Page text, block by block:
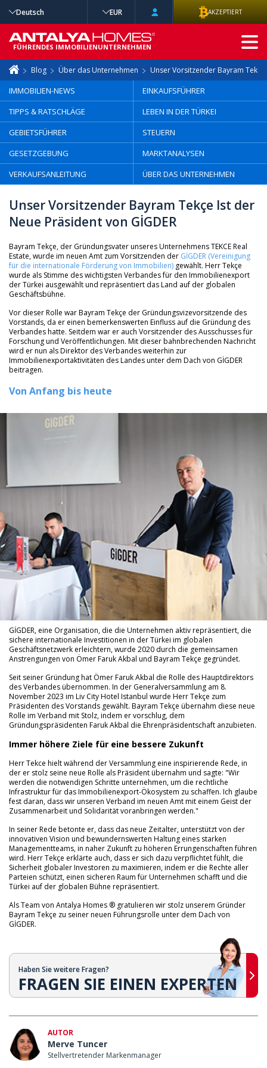
Blog Über das Unternehmen Unser Vorsitzender Bayram
IMMOBILIEN-NEWS
EINKAUFSFÜHRER
TIPPS & RATSCHLÄGE
LEBEN IN DER TÜRKEI
GEBIETSFÜHRER
STEUERN
GESETZGEBUNG
MARKTANALYSEN
VERKAUFSANLEITUNG
ÜBER DAS UNTERNEHMEN
Unser Vorsitzender Bayram Tekçe Ist der
Neue Präsident von GİGDER
Bayram Tekçe, der Gründungsvater unseres Unternehmens TEKCE Real
Estate, wurde im neuen Amt zum Vorsitzenden der GİGDER (Vereinigung
für die internationale Förderung von Immobilien) gewählt. Herr Tekçe
wurde als Stimme des wichtigsten Verbandes für den Immobilienexport
der Türkei ausgewählt und repräsentiert das Land auf der globalen
Geschäftsbühne.
Vor dieser Rolle war Bayram Tekçe der Gründungsvizevorsitzende des
Vorstands, da er einen bemerkenswerten Einfluss auf die Gründung des
Verbandes hatte. Seitdem war er auch Vorsitzender des Ausschusses für
Forschung und Veröffentlichungen. Mit dieser bahnbrechenden Nachricht
wird er nun als Direktor des Verbandes weiterhin zur
Immobilienexportaktivitäten des Landes unter dem Dach von GİGDER
beitragen.
Von Anfang bis heute
GİGDER, eine Organisation, die die Unternehmen aktiv repräsentiert, die
sichere internationale Investitionen in der Türkei im globalen
Geschäftsnetzwerk erleichtern, wurde 2020 durch die gemeinsamen
Anstrengungen von Ömer Faruk Akbal und Bayram Tekçe gegründet.
Seit seiner Gründung hat Ömer Faruk Akbal die Rolle des Hauptdirektors
des Verbandes übernommen. In der Generalversammlung am 8.
November 2023 im Liv City Hotel Istanbul wurde Herr Tekçe zum
Präsidenten des Vorstands gewählt. Bayram Tekçe übernahm diese neue
Rolle im Verband mit Stolz, indem er vorschlug, dem
Gründungspräsidenten Faruk Akbal die Ehrenpräsidentschaft anzubieten.
Immer höhere Ziele für eine bessere Zukunft
Herr Tekce hielt während der Versammlung eine inspirierende Rede, in
der er stolz seine neue Rolle als Präsident übernahm und sagte: "Wir
werden die notwendigen Schritte unternehmen, um die rechtliche
Infrastruktur für das Immobilienexport-Ökosystem zu schaffen. Ich glaube
fest daran, dass wir unseren Verband im neuen Amt mit einem Geist der
Zusammenarbeit und Solidarität voranbringen werden."
In seiner Rede betonte er, dass das neue Zeitalter, unterstützt von der
innovativen Vision und bewundernswerten Haltung eines starken
Managementteams, in naher Zukunft zu höheren Errungenschaften führen
wird. Herr Tekçe erklärte auch, dass er sich dazu verpflichtet fühlt, die
Sicherheit globaler Investoren zu maximieren, indem er die Rechte aller
Parteien schützt, einen sicheren Raum für Unternehmen schafft und die
Türkei auf der globalen Bühne repräsentiert.
Als Team von Antalya Homes ® gratulieren wir stolz unserem Gründer
Bayram Tekçe zu seiner neuen Führungsrolle unter dem Dach von
GİGDER.
Haben Sie weitere Fragen?
FRAGEN SIE EINEN EXPERTEN
AUTOR
Merve Tuncer
Stellvertretender Markenmanager
Deutsch EUR AKZEPTIERT
FÜHRENDES IMMOBILIENUNTERNEHMEN
ERWEITERTE
SUCHE